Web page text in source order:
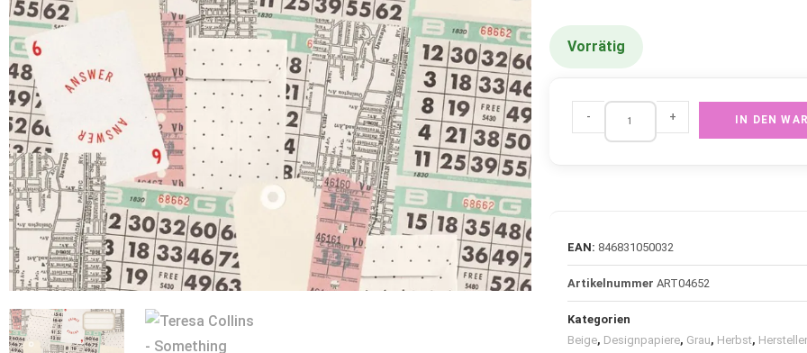
Vorrätig
- + IN DEN
EAN: 846831050032
Artikelnummer ART04652
Kategorien
Beige, Designpapiere, Grau, Herbst,